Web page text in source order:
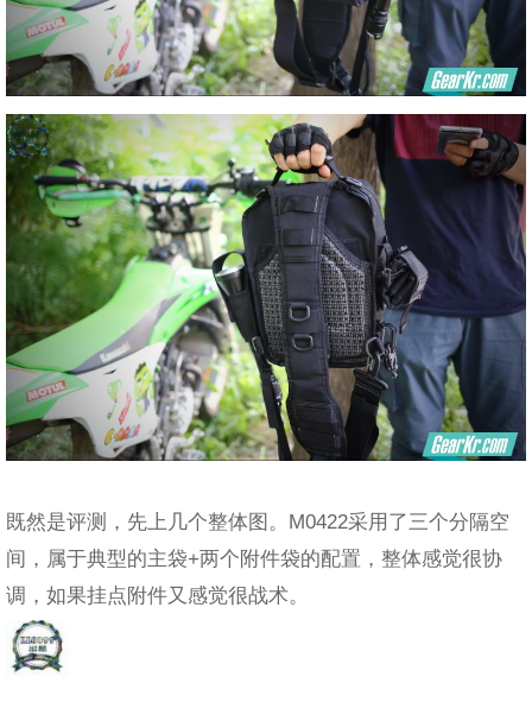
既然是评测，先上几个整体图。M0422采用了三个分隔空
间，属于典型的主袋+两个附件袋的配置，整体感觉很协
调，如果挂点附件又感觉很战术。